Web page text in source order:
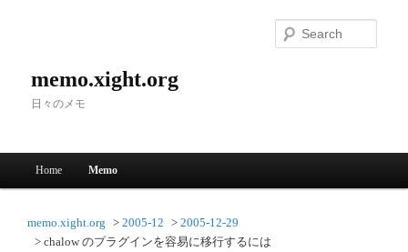
memo.xight.org
日々のメモ
Skip to primary content
Skip to secondary content
Home Memo
memo.xight.org 2005-12
2005-12-29
chalow のプラグインを容易に移行するには